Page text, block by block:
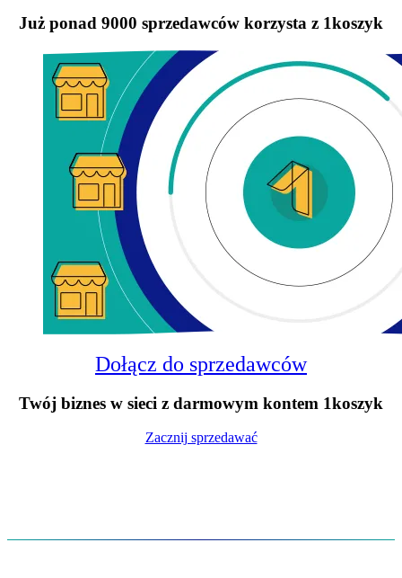
Już ponad 9000 sprzedawców korzysta z 1koszyk
Dołącz do sprzedawców
Twój biznes w sieci z darmowym kontem 1koszyk
Zacznij sprzedawać